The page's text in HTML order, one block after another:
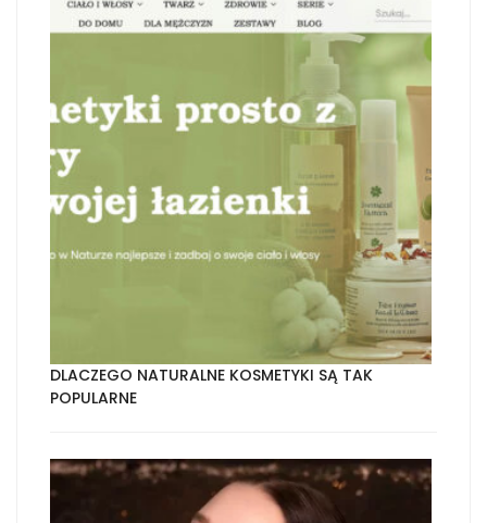
DLACZEGO NATURALNE KOSMETYKI SĄ TAK
POPULARNE